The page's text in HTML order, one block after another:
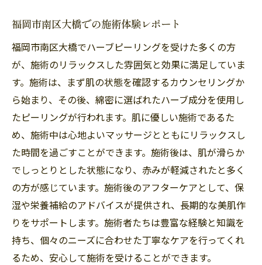
ハーブピーリングの安全性について
自然の力で美肌を手に入れる福岡市南区大橋の
ハーブピーリング
天然成分の優位性
施術に使用される代表的なハーブ
化学薬品を使用しない安全性
環境に優しい美容法
自然派志向の方におすすめなポイント
福岡市南区大橋での自然美容法の潮流
福岡市南区大橋で体験するハーブピーリングの
効果とそのプロセス
施術のステップバイステップガイド
施術前の肌状態と結果の比較
福岡市南区大橋での施術体験レポート
福岡市南区大橋でハーブピーリングを受けた多くの方
が、施術のリラックスした雰囲気と効果に満足していま
す。施術は、まず肌の状態を確認するカウンセリングか
ら始まり、その後、綿密に選ばれたハーブ成分を使用し
たピーリングが行われます。肌に優しい施術であるた
め、施術中は心地よいマッサージとともにリラックスし
た時間を過ごすことができます。施術後は、肌が滑らか
でしっとりとした状態になり、赤みが軽減されたと多く
の方が感じています。施術後のアフターケアとして、保
湿や栄養補給のアドバイスが提供され、長期的な美肌作
りをサポートします。施術者たちは豊富な経験と知識を
持ち、個々のニーズに合わせた丁寧なケアを行ってくれ
るため、安心して施術を受けることができます。